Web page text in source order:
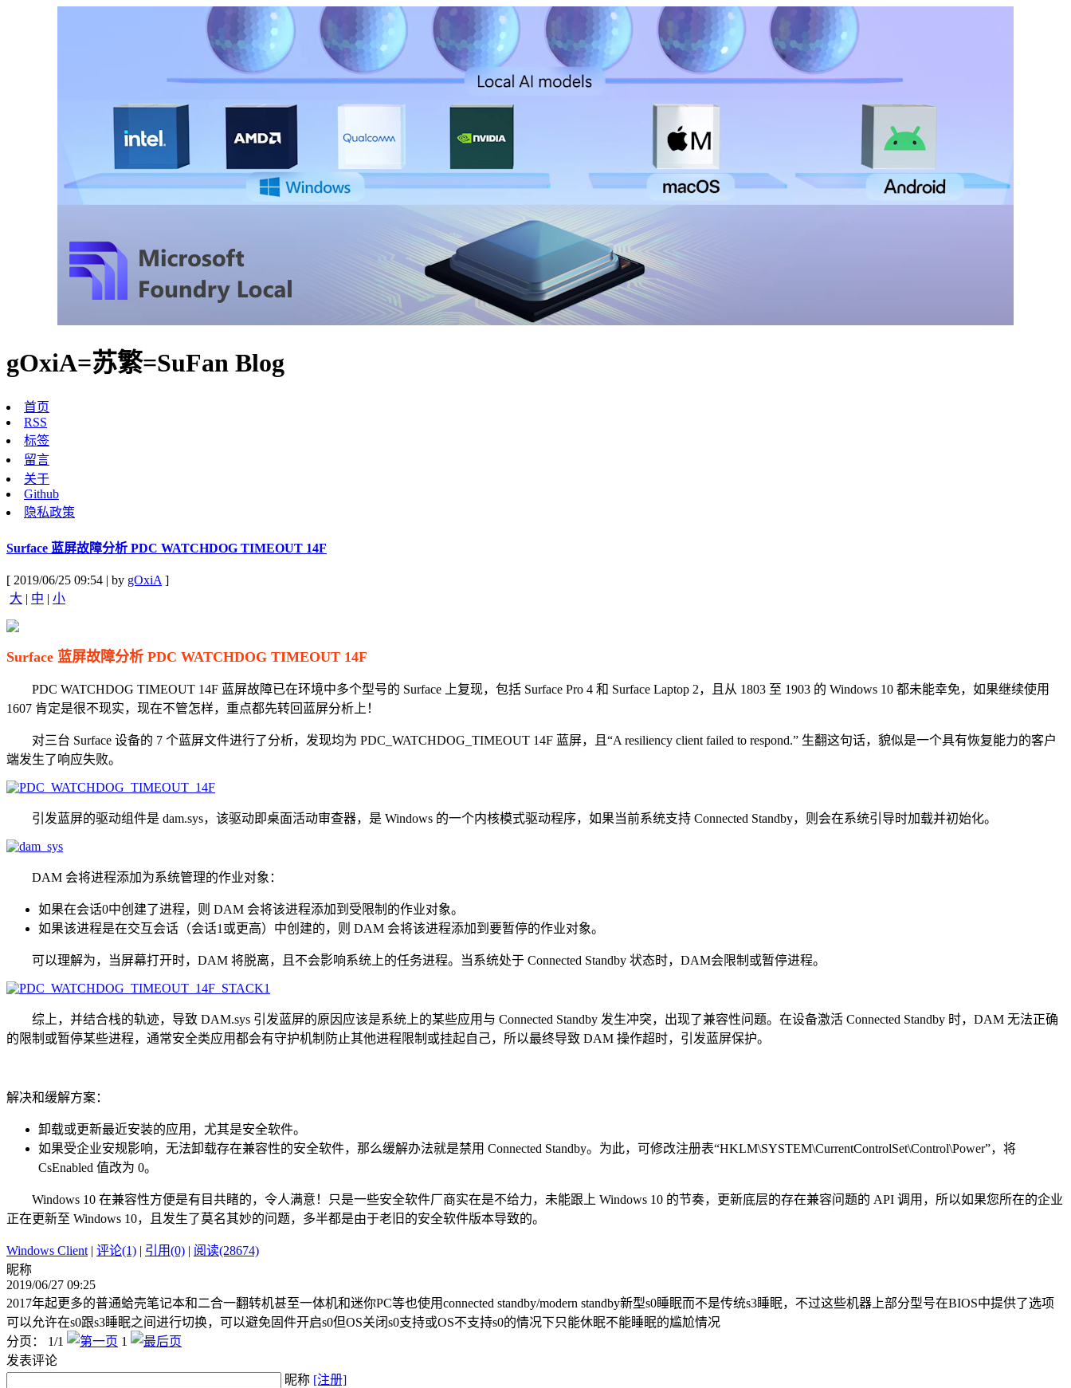
gOxiA=苏繁=SuFan Blog
首页
RSS
标签
留言
关于
Github
隐私政策
Surface 蓝屏故障分析 PDC WATCHDOG TIMEOUT 14F
[ 2019/06/25 09:54 | by gOxiA]
大 | 中 | 小
Surface 蓝屏故障分析 PDC WATCHDOG TIMEOUT 14F
PDC WATCHDOG TIMEOUT 14F 蓝屏故障已在环境中多个型号的 Surface 上复现，包括 Surface Pro 4 和 Surface Laptop 2，且从 1803 至 1903 的 Windows 10 都未能幸免，如果继续使用
1607 肯定是很不现实，现在不管怎样，重点都先转回蓝屏分析上！
对三台 Surface 设备的 7 个蓝屏文件进行了分析，发现均为 PDC_WATCHDOG_TIMEOUT 14F 蓝屏，且“A resiliency client failed to respond.” 生翻这句话，貌似是一个具有恢复能力的客户
端发生了响应失败。
引发蓝屏的驱动组件是 dam.sys，该驱动即桌面活动审查器，是 Windows 的一个内核模式驱动程序，如果当前系统支持 Connected Standby，则会在系统引导时加载并初始化。
DAM 会将进程添加为系统管理的作业对象：
如果在会话0中创建了进程，则 DAM 会将该进程添加到受限制的作业对象。
如果该进程是在交互会话（会话1或更高）中创建的，则 DAM 会将该进程添加到要暂停的作业对象。
可以理解为，当屏幕打开时，DAM 将脱离，且不会影响系统上的任务进程。当系统处于 Connected Standby 状态时，DAM会限制或暂停进程。
综上，并结合栈的轨迹，导致 DAM.sys 引发蓝屏的原因应该是系统上的某些应用与 Connected Standby 发生冲突，出现了兼容性问题。在设备激活 Connected Standby 时，DAM 无法正确
的限制或暂停某些进程，通常安全类应用都会有守护机制防止其他进程限制或挂起自己，所以最终导致 DAM 操作超时，引发蓝屏保护。
解决和缓解方案：
卸载或更新最近安装的应用，尤其是安全软件。
如果受企业安规影响，无法卸载存在兼容性的安全软件，那么缓解办法就是禁用 Connected Standby。为此，可修改注册表“HKLM\SYSTEM\CurrentControlSet\Control\Power”，将
CsEnabled 值改为 0。
Windows 10 在兼容性方便是有目共睹的，令人满意！只是一些安全软件厂商实在是不给力，未能跟上 Windows 10 的节奏，更新底层的存在兼容问题的 API 调用，所以如果您所在的企业
正在更新至 Windows 10，且发生了莫名其妙的问题，多半都是由于老旧的安全软件版本导致的。
Windows Client| 评论(1) | 引用(0) | 阅读(28674)
昵称
2019/06/27 09:25
2017年起更多的普通蛤壳笔记本和二合一翻转机甚至一体机和迷你PC等也使用connected standby/modern standby新型s0睡眠而不是传统s3睡眠，不过这些机器上部分型号在BIOS中提供了选项
可以允许在s0跟s3睡眠之间进行切换，可以避免固件开启s0但OS关闭s0支持或OS不支持s0的情况下只能休眠不能睡眠的尴尬情况
分页： 1/1
1
发表评论
昵称 [注册]